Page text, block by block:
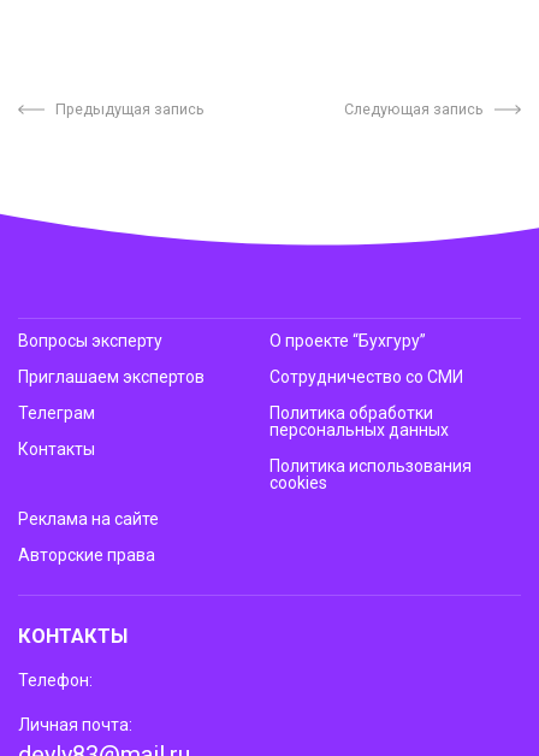
Предыдущая запись Следующая запись
Вопросы эксперту
Приглашаем экспертов
Телеграм
Контакты
О проекте “Бухгуру”
Сотрудничество со СМИ
Политика обработки
персональных данных
Политика использования
cookies
Реклама на сайте
Авторские права
КОНТАКТЫ
Телефон:
Личная почта: